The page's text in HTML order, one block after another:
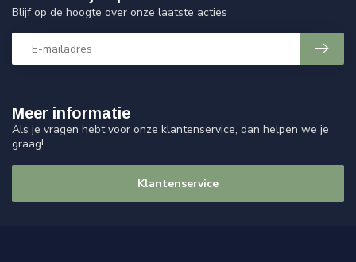
Meer informatie
Als je vragen hebt voor onze klantenservice, dan helpen we je
graag!
Klantenservice
Blijf op de hoogte over onze laatste acties